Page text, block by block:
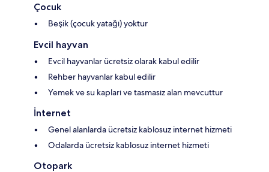
Çocuk
Beşik (çocuk yatağı) yoktur
Evcil hayvan
Evcil hayvanlar ücretsiz olarak kabul edilir
Rehber hayvanlar kabul edilir
Yemek ve su kapları ve tasmasız alan mevcuttur
İnternet
Genel alanlarda ücretsiz kablosuz internet hizmeti
Odalarda ücretsiz kablosuz internet hizmeti
Otopark